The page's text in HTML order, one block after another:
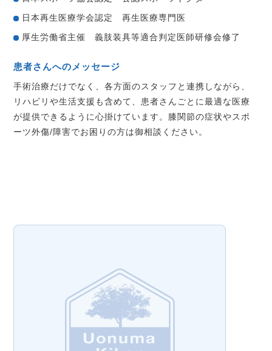
日本再生医療学会認定 再生医療専門医
厚生労働省主催 義肢装具等適合判定医師研修会修了
患者さんへのメッセージ
手術治療だけでなく、各方面のスタッフと連携しながら、
リハビリや生活支援も含めて、患者さんごとに最適な医療
が提供できるように心掛けています。膝関節の症状やスポ
ーツ外傷/障害でお困りの方は御相談ください。